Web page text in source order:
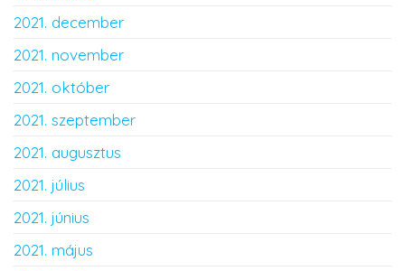
2021. december
2021. november
2021. október
2021. szeptember
2021. augusztus
2021. július
2021. június
2021. május